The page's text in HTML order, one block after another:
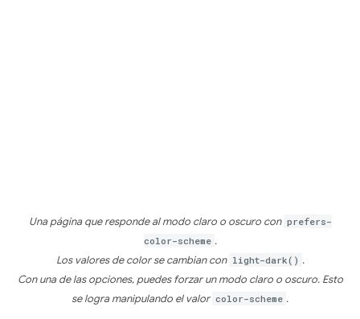
Una página que responde al modo claro o oscuro con prefers-
color-scheme .
Los valores de color se cambian con light-dark() .
Con una de las opciones, puedes forzar un modo claro o oscuro. Esto
se logra manipulando el valor color-scheme .